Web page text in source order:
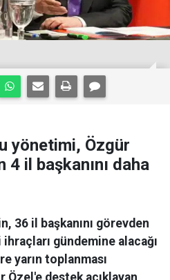
yönetimi, Özgür
il başkanını daha
36 il başkanını görevden
ihraçları gündemine alacağı
yarın toplanması
Özel'e destek açıklayan